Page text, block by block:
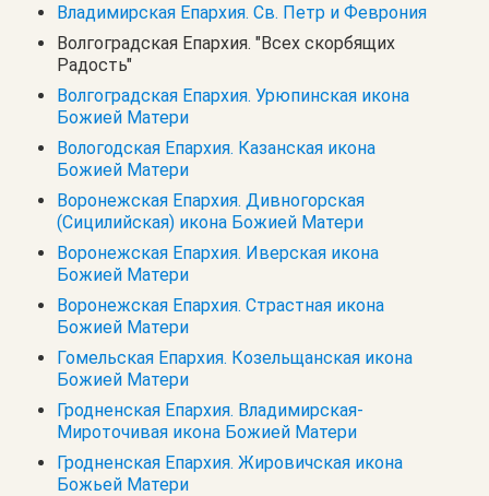
Владимирская Епархия. Св. Петр и Феврония
Волгоградская Епархия. "Всех скорбящих
Радость"
Волгоградская Епархия. Урюпинская икона
Божией Матери
Вологодская Епархия. Казанская икона
Божией Матери
Воронежская Епархия. Дивногорская
(Сицилийская) икона Божией Матери
Воронежская Епархия. Иверская икона
Божией Матери
Воронежская Епархия. Страстная икона
Божией Матери
Гомельская Епархия. Козельщанская икона
Божией Матери
Гродненская Епархия. Владимирская-
Мироточивая икона Божией Матери
Гродненская Епархия. Жировичская икона
Божьей Матери